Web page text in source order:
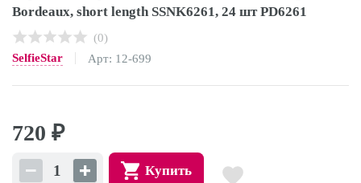
Bordeaux, short length SSNK6261, 24 шт PD6261
(0)
SelfieStar
Арт: 12-699
720 ₽
Купить